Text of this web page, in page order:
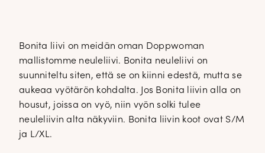
Bonita liivi on meidän oman Doppwoman
mallistomme neuleliivi. Bonita neuleliivi on
suunniteltu siten, että se on kiinni edestä, mutta se
aukeaa vyötärön kohdalta. Jos Bonita liivin alla on
housut, joissa on vyö, niin vyön solki tulee
neuleliivin alta näkyviin. Bonita liivin koot ovat S/M
ja L/XL.